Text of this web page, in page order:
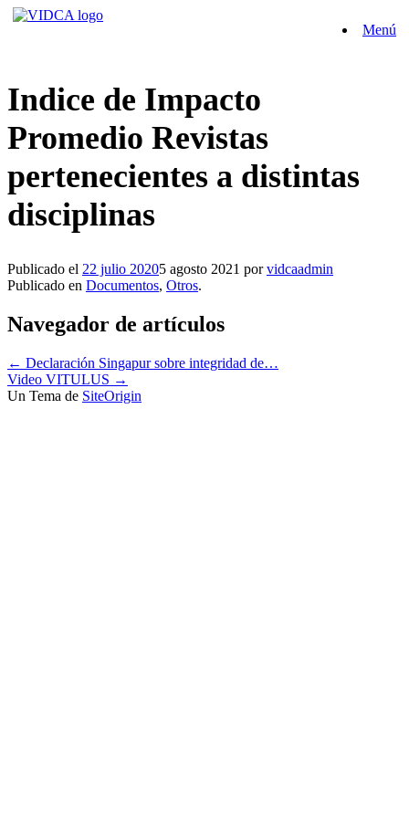
Saltar
Menú
Indice de Impacto
Promedio Revistas
pertenecientes a distintas
disciplinas
Publicado el 22 julio 20205 agosto 2021 porvidcaadmin
Publicado en Documentos, Otros.
Navegador de artículos
← Declaración Singapur sobre integridad de…
Video VITULUS →
Un Tema de SiteOrigin